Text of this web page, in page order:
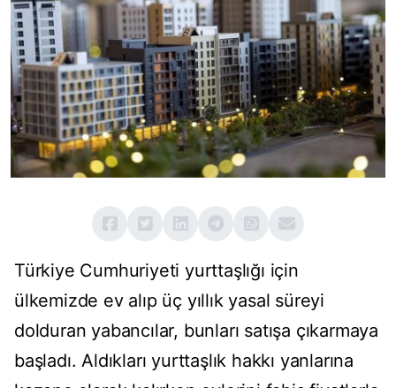
Türkiye Cumhuriyeti yurttaşlığı için
ülkemizde ev alıp üç yıllık yasal süreyi
dolduran yabancılar, bunları satışa çıkarmaya
başladı. Aldıkları yurttaşlık hakkı yanlarına